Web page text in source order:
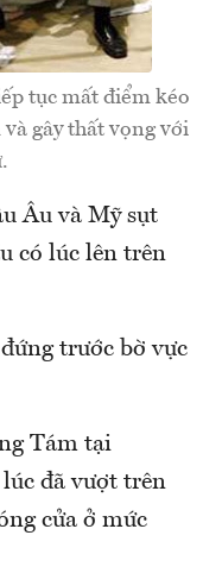
tục mất điểm kéo
gây thất vọng với
Âu và Mỹ sụt
có lúc lên trên
trước bờ vực
Tám tại
đã vượt trên
cửa ở mức